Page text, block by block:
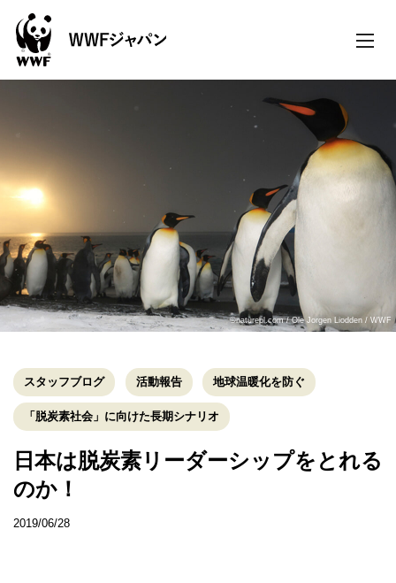
toggle
©naturepl.com / Ole Jorgen Liodden / WWF
スタッフブログ 活動報告 地球温暖化を防ぐ
「脱炭素社会」に向けた長期シナリオ
日本は脱炭素リーダーシップをとれる
のか！
2019/06/28